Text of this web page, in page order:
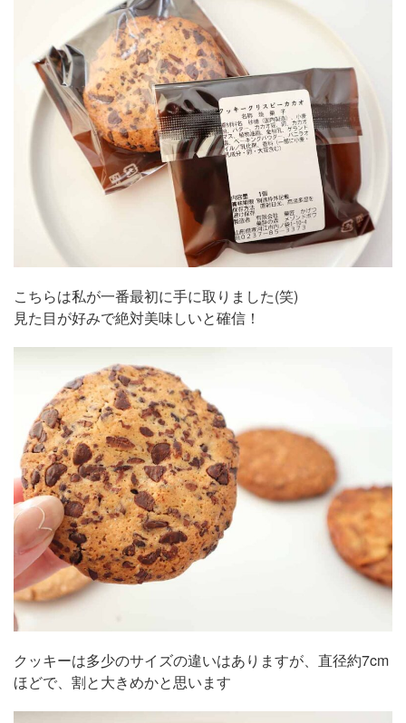
こちらは私が一番最初に手に取りました(笑)
見た目が好みで絶対美味しいと確信！
クッキーは多少のサイズの違いはありますが、直径約7cm
ほどで、割と大きめかと思います